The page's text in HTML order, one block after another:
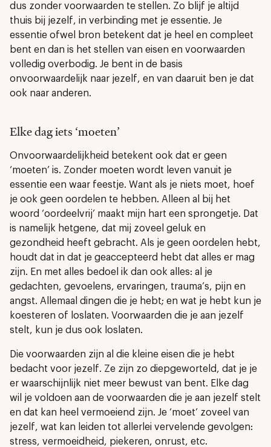
dus zonder voorwaarden te stellen. Zo blijf je altijd
thuis bij jezelf, in verbinding met je essentie. Je
essentie ofwel bron betekent dat je heel en compleet
bent en dan is het stellen van eisen en voorwaarden
volledig overbodig. Je bent in de basis
onvoorwaardelijk naar jezelf, en van daaruit ben je dat
ook naar anderen.
Elke dag iets ‘moeten’
Onvoorwaardelijkheid betekent ook dat er geen
‘moeten’ is. Zonder moeten wordt leven vanuit je
essentie een waar feestje. Want als je niets moet, hoef
je ook geen oordelen te hebben. Alleen al bij het
woord ‘oordeelvrij’ maakt mijn hart een sprongetje. Dat
is namelijk hetgene, dat mij zoveel geluk en
gezondheid heeft gebracht. Als je geen oordelen hebt,
houdt dat in dat je geaccepteerd hebt dat alles er mag
zijn. En met alles bedoel ik dan ook alles: al je
gedachten, gevoelens, ervaringen, trauma’s, pijn en
angst. Allemaal dingen die je hebt; en wat je hebt kun je
koesteren of loslaten. Voorwaarden die je aan jezelf
stelt, kun je dus ook loslaten.
Die voorwaarden zijn al die kleine eisen die je hebt
bedacht voor jezelf. Ze zijn zo diepgeworteld, dat je je
er waarschijnlijk niet meer bewust van bent. Elke dag
wil je voldoen aan de voorwaarden die je aan jezelf stelt
en dat kan heel vermoeiend zijn. Je ‘moet’ zoveel van
jezelf, wat kan leiden tot allerlei vervelende gevolgen:
stress, vermoeidheid, piekeren, onrust, etc.